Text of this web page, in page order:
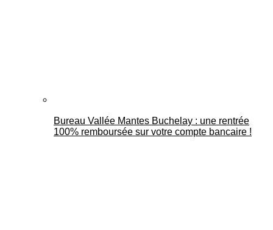
Bureau Vallée Mantes Buchelay : une rentrée
100% remboursée sur votre compte bancaire !